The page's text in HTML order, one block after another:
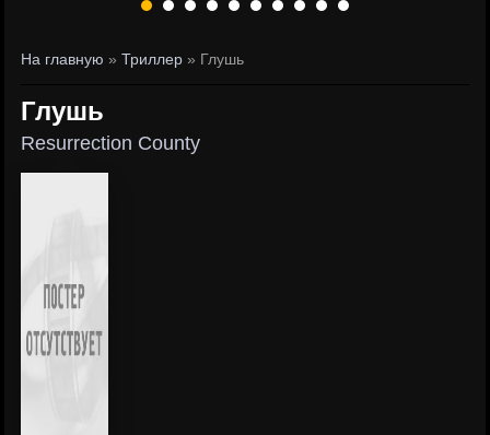
На главную »Триллер » Глушь
Глушь
Resurrection County